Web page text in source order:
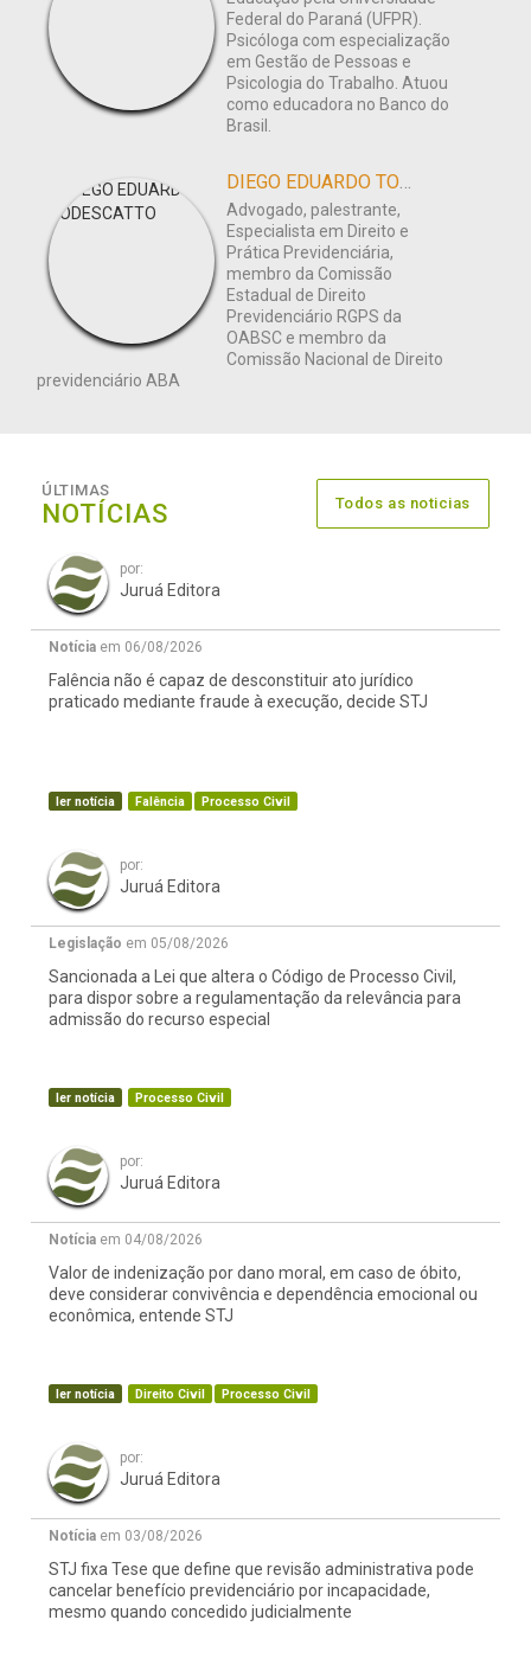
Federal do Paraná (UFPR).
Psicóloga com especialização
em Gestão de Pessoas e
Psicologia do Trabalho. Atuou
como educadora no Banco do
Brasil.
DIEGO EDUARDO TODESCATTO
Advogado, palestrante,
Especialista em Direito e
Prática Previdenciária,
membro da Comissão
Estadual de Direito
Previdenciário RGPS da
OABSC e membro da
Comissão Nacional de Direito
previdenciário ABA
ÚLTIMAS
NOTÍCIAS Todos as noticias
por:
Juruá Editora
Notícia em 06/08/2026
Falência não é capaz de desconstituir ato jurídico
praticado mediante fraude à execução, decide STJ
ler notícia Falência Processo Civil
por:
Juruá Editora
Legislação em 05/08/2026
Sancionada a Lei que altera o Código de Processo Civil,
para dispor sobre a regulamentação da relevância para
admissão do recurso especial
ler notícia Processo Civil
por:
Juruá Editora
Notícia em 04/08/2026
Valor de indenização por dano moral, em caso de óbito,
deve considerar convivência e dependência emocional ou
econômica, entende STJ
ler notícia Direito Civil Processo Civil
por:
Juruá Editora
Notícia em 03/08/2026
STJ fixa Tese que define que revisão administrativa pode
cancelar benefício previdenciário por incapacidade,
mesmo quando concedido judicialmente